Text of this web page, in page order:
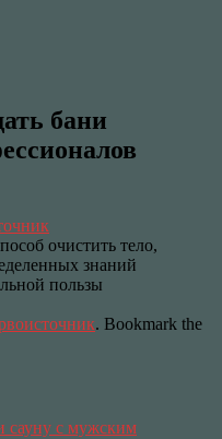
бани
очистить тело,
знаний
пользы
. Bookmark the